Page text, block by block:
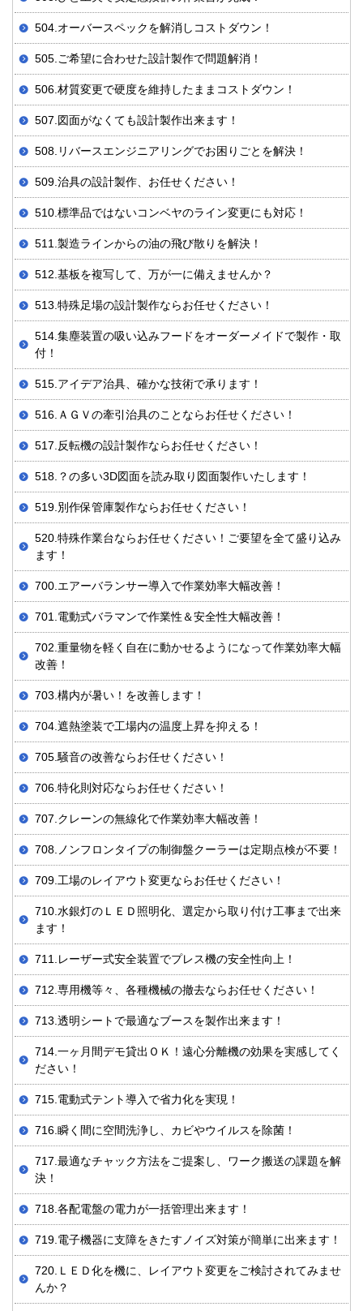
504.オーバースペックを解消しコストダウン！
505.ご希望に合わせた設計製作で問題解消！
506.材質変更で硬度を維持したままコストダウン！
507.図面がなくても設計製作出来ます！
508.リバースエンジニアリングでお困りごとを解決！
509.治具の設計製作、お任せください！
510.標準品ではないコンベヤのライン変更にも対応！
511.製造ラインからの油の飛び散りを解決！
512.基板を複写して、万が一に備えませんか？
513.特殊足場の設計製作ならお任せください！
514.集塵装置の吸い込みフードをオーダーメイドで製作・取
付！
515.アイデア治具、確かな技術で承ります！
516.ＡＧＶの牽引治具のことならお任せください！
517.反転機の設計製作ならお任せください！
518.？の多い3D図面を読み取り図面製作いたします！
519.別作保管庫製作ならお任せください！
520.特殊作業台ならお任せください！ご要望を全て盛り込み
ます！
700.エアーバランサー導入で作業効率大幅改善！
701.電動式バラマンで作業性＆安全性大幅改善！
702.重量物を軽く自在に動かせるようになって作業効率大幅
改善！
703.構内が暑い！を改善します！
704.遮熱塗装で工場内の温度上昇を抑える！
705.騒音の改善ならお任せください！
706.特化則対応ならお任せください！
707.クレーンの無線化で作業効率大幅改善！
708.ノンフロンタイプの制御盤クーラーは定期点検が不要！
709.工場のレイアウト変更ならお任せください！
710.水銀灯のＬＥＤ照明化、選定から取り付け工事まで出来
ます！
711.レーザー式安全装置でプレス機の安全性向上！
712.専用機等々、各種機械の撤去ならお任せください！
713.透明シートで最適なブースを製作出来ます！
714.一ヶ月間デモ貸出ＯＫ！遠心分離機の効果を実感してく
ださい！
715.電動式テント導入で省力化を実現！
716.瞬く間に空間洗浄し、カビやウイルスを除菌！
717.最適なチャック方法をご提案し、ワーク搬送の課題を解
決！
718.各配電盤の電力が一括管理出来ます！
719.電子機器に支障をきたすノイズ対策が簡単に出来ます！
720.ＬＥＤ化を機に、レイアウト変更をご検討されてみませ
んか？